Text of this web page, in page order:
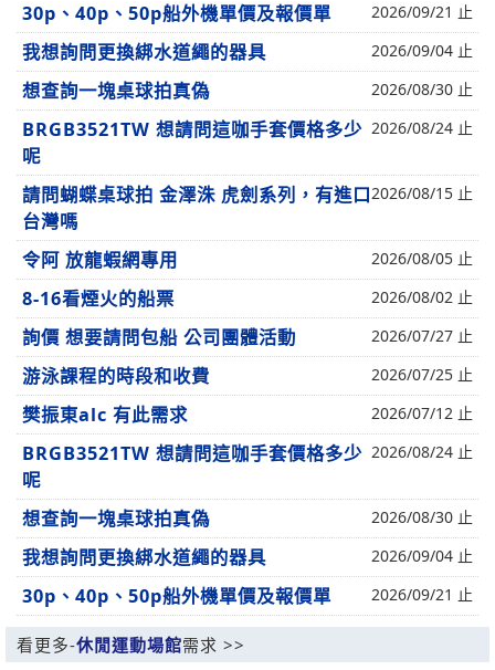
30p、40p、50p船外機單價及報價單 2026/09/21 止
我想詢問更換綁水道繩的器具 2026/09/04 止
想查詢一塊桌球拍真偽 2026/08/30 止
BRGB3521TW 想請問這咖手套價格多少
呢
2026/08/24 止
請問蝴蝶桌球拍 金澤洙 虎劍系列，有進口
台灣嗎
2026/08/15 止
令阿 放龍蝦網專用 2026/08/05 止
8-16看煙火的船票 2026/08/02 止
詢價 想要請問包船 公司團體活動 2026/07/27 止
游泳課程的時段和收費 2026/07/25 止
樊振東alc 有此需求 2026/07/12 止
BRGB3521TW 想請問這咖手套價格多少
呢
2026/08/24 止
想查詢一塊桌球拍真偽 2026/08/30 止
我想詢問更換綁水道繩的器具 2026/09/04 止
30p、40p、50p船外機單價及報價單 2026/09/21 止
看更多-休閒運動場館需求 >>